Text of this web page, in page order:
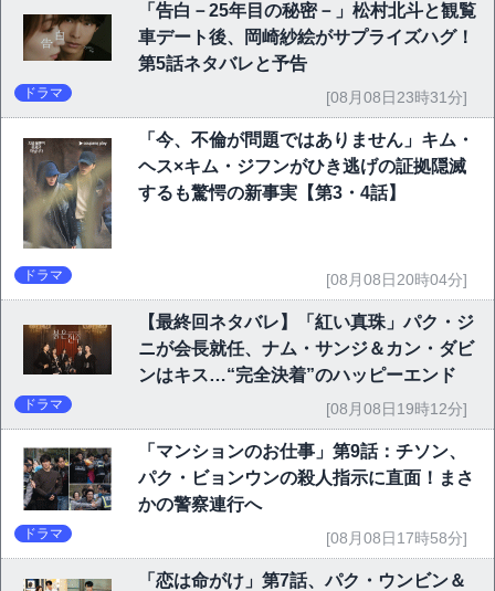
「告白－25年目の秘密－」松村北斗と観覧
車デート後、岡崎紗絵がサプライズハグ！
第5話ネタバレと予告
ドラマ [08月08日23時31分]
「今、不倫が問題ではありません」キム・
ヘス×キム・ジフンがひき逃げの証拠隠滅
するも驚愕の新事実【第3・4話】
ドラマ [08月08日20時04分]
【最終回ネタバレ】「紅い真珠」パク・ジ
ニが会長就任、ナム・サンジ＆カン・ダビ
ンはキス…“完全決着”のハッピーエンド
ドラマ [08月08日19時12分]
「マンションのお仕事」第9話：チソン、
パク・ビョンウンの殺人指示に直面！まさ
かの警察連行へ
ドラマ [08月08日17時58分]
「恋は命がけ」第7話、パク・ウンビン＆